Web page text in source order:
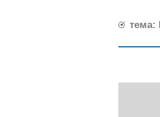
тема: